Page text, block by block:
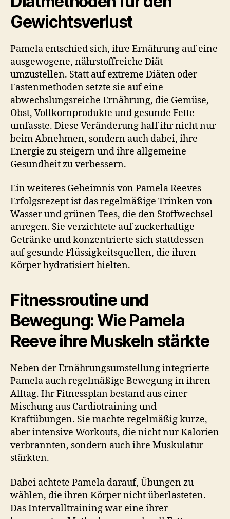
Gewichtsverlust
Pamela entschied sich, ihre Ernährung auf eine
ausgewogene, nährstoffreiche Diät
umzustellen. Statt auf extreme Diäten oder
Fastenmethoden setzte sie auf eine
abwechslungsreiche Ernährung, die Gemüse,
Obst, Vollkornprodukte und gesunde Fette
umfasste. Diese Veränderung half ihr nicht nur
beim Abnehmen, sondern auch dabei, ihre
Energie zu steigern und ihre allgemeine
Gesundheit zu verbessern.
Ein weiteres Geheimnis von Pamela Reeves
Erfolgsrezept ist das regelmäßige Trinken von
Wasser und grünen Tees, die den Stoffwechsel
anregen. Sie verzichtete auf zuckerhaltige
Getränke und konzentrierte sich stattdessen
auf gesunde Flüssigkeitsquellen, die ihren
Körper hydratisiert hielten.
Fitnessroutine und
Bewegung: Wie Pamela
Reeve ihre Muskeln stärkte
Neben der Ernährungsumstellung integrierte
Pamela auch regelmäßige Bewegung in ihren
Alltag. Ihr Fitnessplan bestand aus einer
Mischung aus Cardiotraining und
Kraftübungen. Sie machte regelmäßig kurze,
aber intensive Workouts, die nicht nur Kalorien
verbrannten, sondern auch ihre Muskulatur
stärkten.
Dabei achtete Pamela darauf, Übungen zu
wählen, die ihren Körper nicht überlasteten.
Das Intervalltraining war eine ihrer